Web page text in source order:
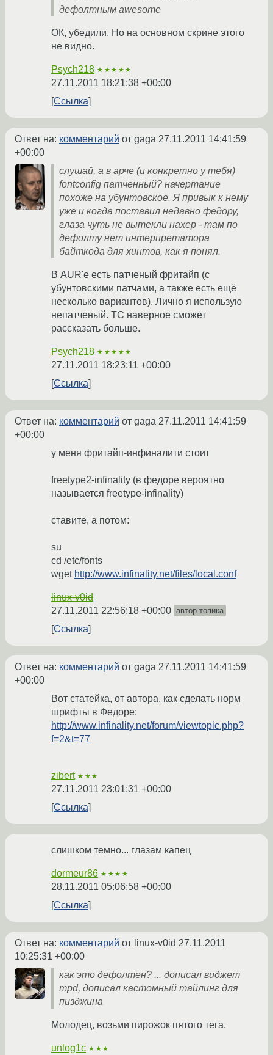
дефолтным awesome
ОК, убедили. Но на основном скрине этого
не видно.
Psych218 ★★★★★
27.11.2011 18:21:38 +00:00
Ссылка
Ответ на: комментарий от gaga 27.11.2011 14:41:59
+00:00
слушай, а в арче (и конкретно у тебя)
fontconfig патченный? начертание
похоже на убунтовское. Я привык к нему
уже и когда поставил недавно федору,
глаза чуть не вытекли нахер - там по
дефолту нет интерпретатора
байткода для хинтов, как я понял.
В AUR'е есть патченый фритайп (с
убунтовскими патчами, а также есть ещё
несколько вариантов). Лично я использую
непатченый. ТС наверное сможет
рассказать больше.
Psych218 ★★★★★
27.11.2011 18:23:11 +00:00
Ссылка
Ответ на: комментарий от gaga 27.11.2011 14:41:59
+00:00
у меня фритайп-инфиналити стоит
freetype2-infinality (в федоре вероятно
называется freetype-infinality)
ставите, а потом:
su
cd /etc/fonts
wget http://www.infinality.net/files/local.conf
linux-v0id
27.11.2011 22:56:18 +00:00 автор топика
Ссылка
Ответ на: комментарий от gaga 27.11.2011 14:41:59
+00:00
Вот статейка, от автора, как сделать норм
шрифты в Федоре:
http://www.infinality.net/forum/viewtopic.php?
f=2&t=77
zibert ★★★
27.11.2011 23:01:31 +00:00
Ссылка
слишком темно... глазам капец
dormeur86 ★★★★
28.11.2011 05:06:58 +00:00
Ссылка
Ответ на: комментарий от linux-v0id 27.11.2011
10:25:31 +00:00
как это дефолтен? ... дописал виджет
mpd, дописал кастомный тайлинг для
пизджина
Молодец, возьми пирожок пятого тега.
unlog1c ★★★